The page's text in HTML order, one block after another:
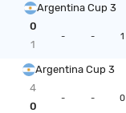
Argentina Cup 3
0
1
- - 1
Argentina Cup 3
4
0
- - 0